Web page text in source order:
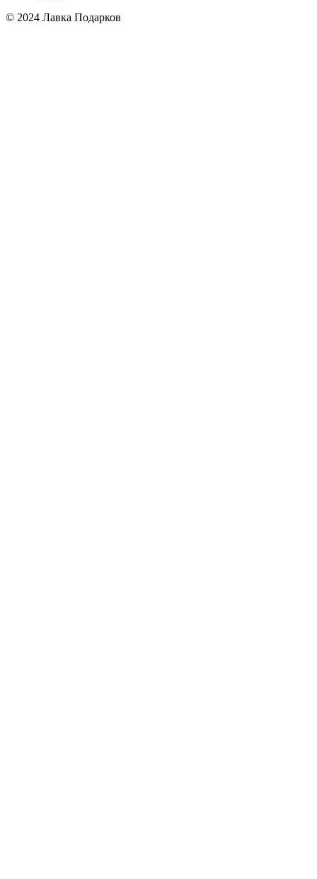
© 2024 Лавка Подарков